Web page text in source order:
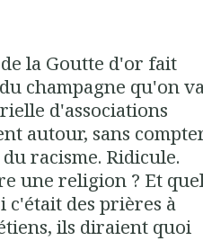
la Goutte d'or fait
champagne qu'on
d'associations
autour, sans
racisme. Ridicule.
une religion ? Et
des prières à
ils diraient quoi